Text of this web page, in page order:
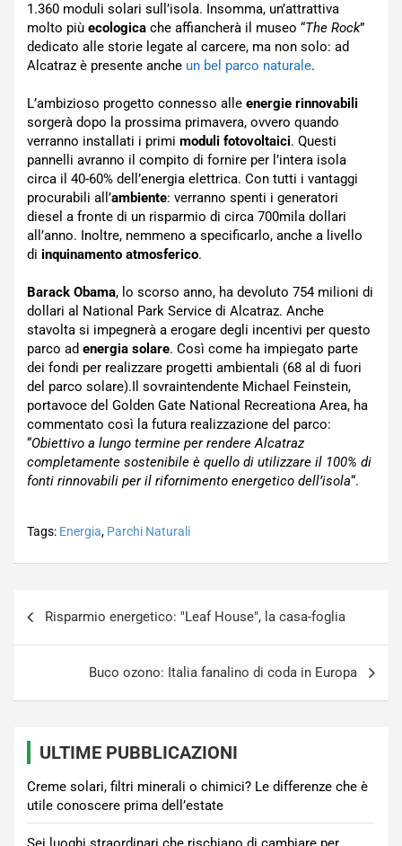
1.360 moduli solari sull’isola. Insomma, un’attrattiva
molto più ecologica che affiancherà il museo “The Rock”
dedicato alle storie legate al carcere, ma non solo: ad
Alcatraz è presente anche un bel parco naturale.
L’ambizioso progetto connesso alle energie rinnovabili
sorgerà dopo la prossima primavera, ovvero quando
verranno installati i primi moduli fotovoltaici. Questi
pannelli avranno il compito di fornire per l’intera isola
circa il 40-60% dell’energia elettrica. Con tutti i vantaggi
procurabili all’ambiente: verranno spenti i generatori
diesel a fronte di un risparmio di circa 700mila dollari
all’anno. Inoltre, nemmeno a specificarlo, anche a livello
di inquinamento atmosferico.
Barack Obama, lo scorso anno, ha devoluto 754 milioni di
dollari al National Park Service di Alcatraz. Anche
stavolta si impegnerà a erogare degli incentivi per questo
parco ad energia solare. Così come ha impiegato parte
dei fondi per realizzare progetti ambientali (68 al di fuori
del parco solare).Il sovraintendente Michael Feinstein,
portavoce del Golden Gate National Recreationa Area, ha
commentato così la futura realizzazione del parco:
“Obiettivo a lungo termine per rendere Alcatraz
completamente sostenibile è quello di utilizzare il 100% di
fonti rinnovabili per il rifornimento energetico dell’isola“.
Tags: Energia, Parchi Naturali
articoli
Risparmio energetico: "Leaf House", la casa-foglia
Buco ozono: Italia fanalino di coda in Europa
ULTIME PUBBLICAZIONI
Creme solari, filtri minerali o chimici? Le differenze che è
utile conoscere prima dell’estate